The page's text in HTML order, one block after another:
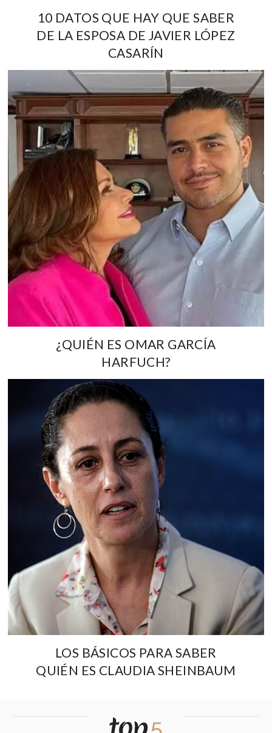
10 DATOS QUE HAY QUE SABER
DE LA ESPOSA DE JAVIER LÓPEZ
CASARÍN
¿QUIÉN ES OMAR GARCÍA
HARFUCH?
LOS BÁSICOS PARA SABER
QUIÉN ES CLAUDIA SHEINBAUM